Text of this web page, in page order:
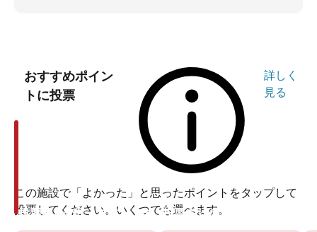
おすすめポイン
トに投票
詳しく
見る
この施設で「よかった」と思ったポイントをタップして
投票してください。いくつでも選べます。
投票ありがとうございます 投票ありがとうございます